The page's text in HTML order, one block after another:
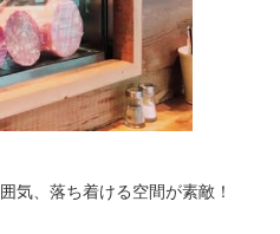
気、落ち着ける空間が素敵！